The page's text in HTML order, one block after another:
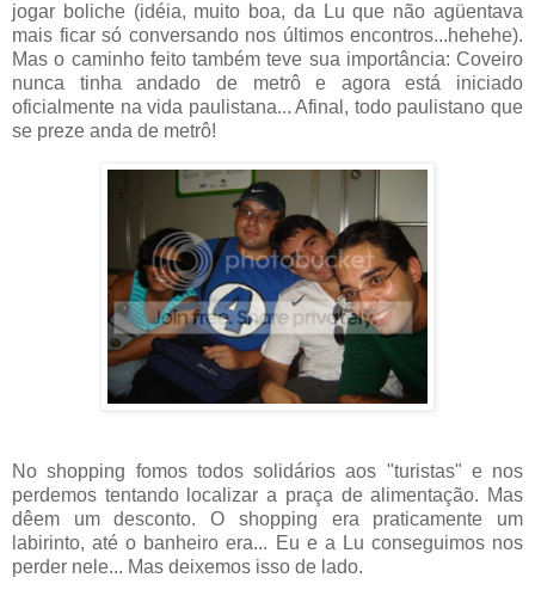
jogar boliche (idéia, muito boa, da Lu que não agüentava
mais ficar só conversando nos últimos encontros...hehehe).
Mas o caminho feito também teve sua importância: Coveiro
nunca tinha andado de metrô e agora está iniciado
oficialmente na vida paulistana... Afinal, todo paulistano que
se preze anda de metrô!
No shopping fomos todos solidários aos "turistas" e nos
perdemos tentando localizar a praça de alimentação. Mas
dêem um desconto. O shopping era praticamente um
labirinto, até o banheiro era... Eu e a Lu conseguimos nos
perder nele... Mas deixemos isso de lado.